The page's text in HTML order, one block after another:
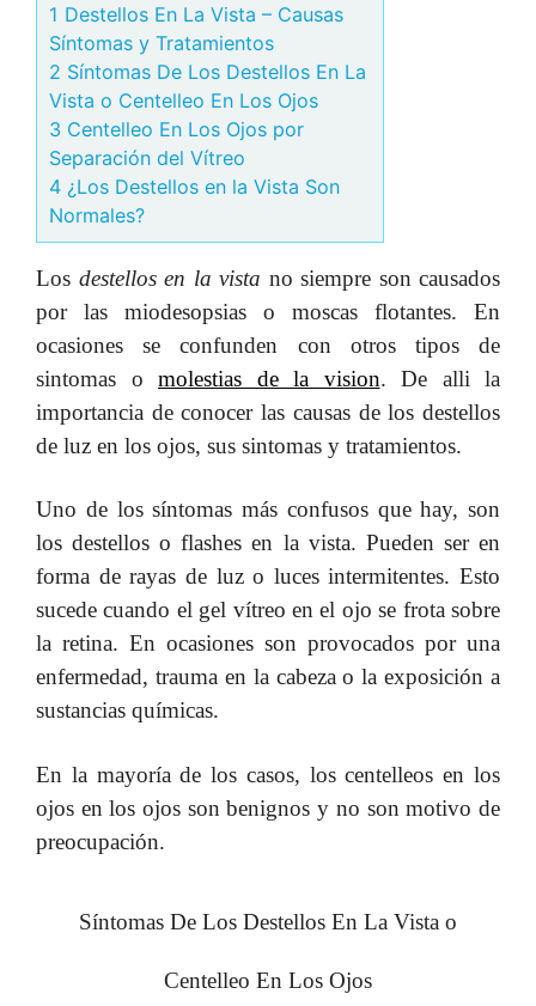
1 Destellos En La Vista – Causas
Síntomas y Tratamientos
2 Síntomas De Los Destellos En La
Vista o Centelleo En Los Ojos
3 Centelleo En Los Ojos por
Separación del Vítreo
4 ¿Los Destellos en la Vista Son
Normales?
Los destellos en la vista no siempre son causados
por las miodesopsias o moscas flotantes. En
ocasiones se confunden con otros tipos de
sintomas o molestias de la vision. De alli la
importancia de conocer las causas de los destellos
de luz en los ojos, sus sintomas y tratamientos.
Uno de los síntomas más confusos que hay, son
los destellos o flashes en la vista. Pueden ser en
forma de rayas de luz o luces intermitentes. Esto
sucede cuando el gel vítreo en el ojo se frota sobre
la retina. En ocasiones son provocados por una
enfermedad, trauma en la cabeza o la exposición a
sustancias químicas.
En la mayoría de los casos, los centelleos en los
ojos en los ojos son benignos y no son motivo de
preocupación.
Síntomas De Los Destellos En La Vista o
Centelleo En Los Ojos